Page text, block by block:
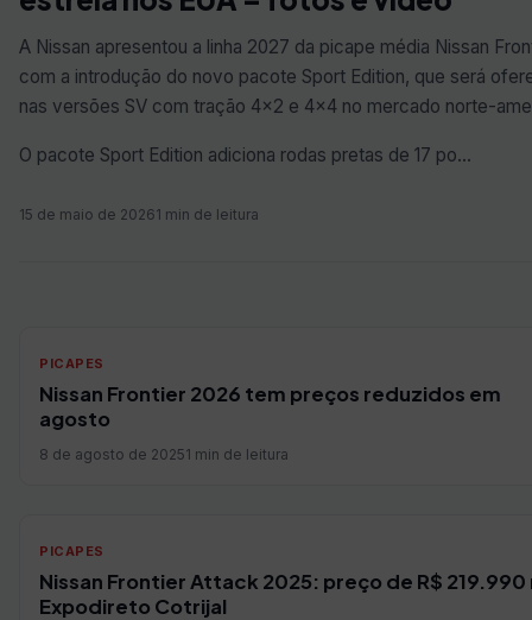
A Nissan apresentou a linha 2027 da picape média Nissan
com a introdução do novo pacote Sport Edition, que será
nas versões SV com tração 4×2 e 4×4 no mercado norte-
O pacote Sport Edition adiciona rodas pretas de 17 po…
15 de maio de 20261 min de leitura
PICAPES
Nissan Frontier 2026 tem preços reduzidos em
agosto
8 de agosto de 20251 min de leitura
PICAPES
Nissan Frontier Attack 2025: preço de R$ 219.990
Expodireto Cotrijal